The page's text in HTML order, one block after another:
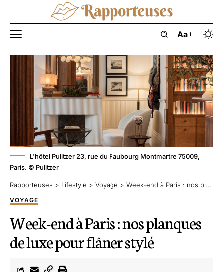
Aa
L'hôtel Pulitzer 23, rue du Faubourg Montmartre 75009,
Paris. © Pulitzer
Rapporteuses > Lifestyle > Voyage > Week-end à Paris : nos planques de luxe pour flâner stylé
VOYAGE
Week-end à Paris : nos planques
de luxe pour flâner stylé